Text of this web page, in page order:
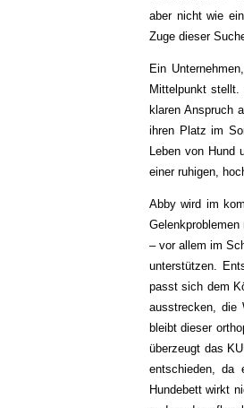
aber nicht wie
Zuge dieser
Ein
Mittelpunkt
klaren Anspruch
ihren Platz im
Leben von Hund
einer ruhigen,
Abby wird im
– vor allem im
unterstützen.
passt sich dem
ausstrecken, die
bleibt dieser
überzeugt das
entschieden, da
Hundebett wirkt